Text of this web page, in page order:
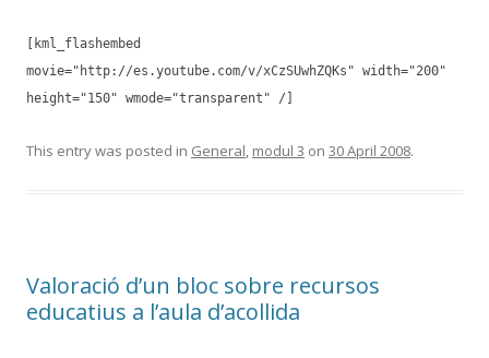
[kml_flashembed
movie="http://es.youtube.com/v/xCzSUwhZQKs" width="200"
height="150" wmode="transparent" /]
This entry was posted in General, modul 3 on 30 April 2008.
Valoració d’un bloc sobre recursos
educatius a l’aula d’acollida